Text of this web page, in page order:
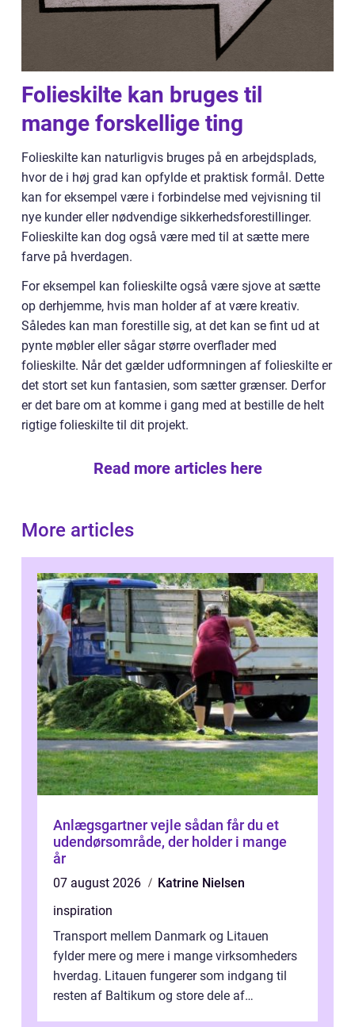
Folieskilte kan bruges til
mange forskellige ting
Folieskilte kan naturligvis bruges på en arbejdsplads,
hvor de i høj grad kan opfylde et praktisk formål. Dette
kan for eksempel være i forbindelse med vejvisning til
nye kunder eller nødvendige sikkerhedsforestillinger.
Folieskilte kan dog også være med til at sætte mere
farve på hverdagen.
For eksempel kan folieskilte også være sjove at sætte
op derhjemme, hvis man holder af at være kreativ.
Således kan man forestille sig, at det kan se fint ud at
pynte møbler eller sågar større overflader med
folieskilte. Når det gælder udformningen af folieskilte er
det stort set kun fantasien, som sætter grænser. Derfor
er det bare om at komme i gang med at bestille de helt
rigtige folieskilte til dit projekt.
Read more articles here
More articles
Anlægsgartner vejle sådan får du et
udendørsområde, der holder i mange
år
07 august 2026
Katrine Nielsen
inspiration
Transport mellem Danmark og Litauen
fylder mere og mere i mange virksomheders
hverdag. Litauen fungerer som indgang til
resten af Baltikum og store dele af